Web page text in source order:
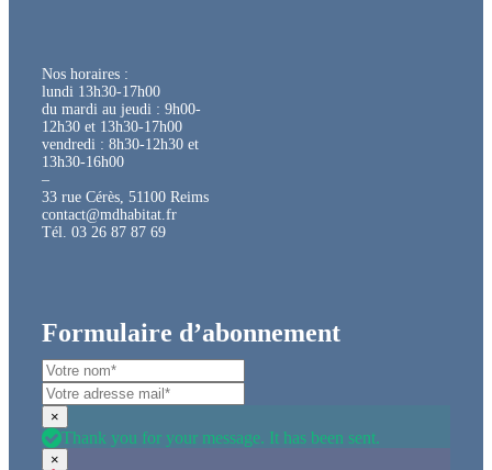
Nos horaires :
lundi 13h30-17h00
du mardi au jeudi : 9h00-
12h30 et 13h30-17h00
vendredi : 8h30-12h30 et
13h30-16h00
–
33 rue Cérès, 51100 Reims
contact@mdhabitat.fr
Tél. 03 26 87 87 69
Formulaire d’abonnement
×
Thank you for your message. It has been sent.
×